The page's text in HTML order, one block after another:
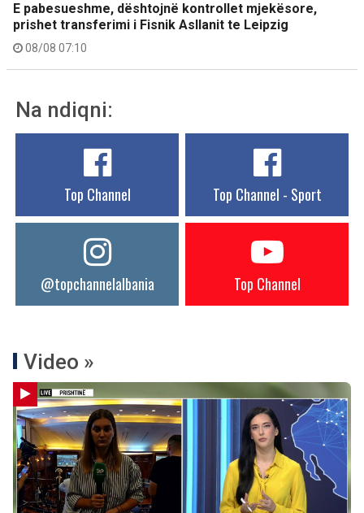
E pabesueshme, dështojnë kontrollet mjekësore,
prishet transferimi i Fisnik Asllanit te Leipzig
08/08 07:10
Na ndiqni:
Top Channel Top Channel - Sport
@topchannelalbania Top Channel
Video »